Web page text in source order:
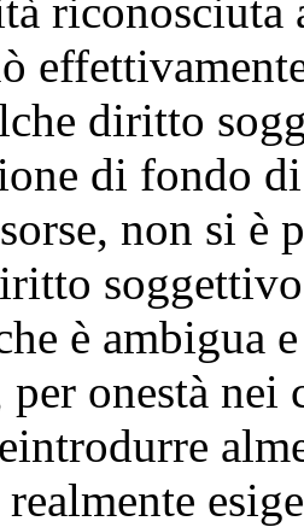
riconosciuta
diritto
di fondo
non si è
è ambigua
onestà
realmente